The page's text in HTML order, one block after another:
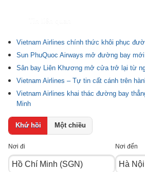
Vietnam Airlines chính thức khôi phục
Sun PhuQuoc Airways mở đường bay
Sân bay Liên Khương mở cửa trở lại từ
Vietnam Airlines – Tự tin cất cánh trên
Vietnam Airlines khai thác đường bay
Minh
Khứ hồi Một chiều
Nơi đi Nơi đến